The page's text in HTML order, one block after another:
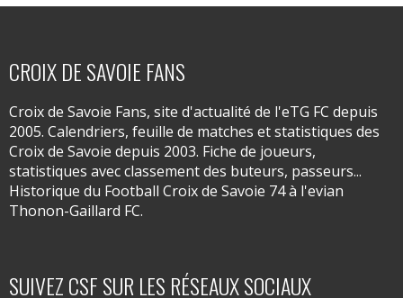
CROIX DE SAVOIE FANS
Croix de Savoie Fans, site d'actualité de l'eTG FC depuis
2005. Calendriers, feuille de matches et statistiques des
Croix de Savoie depuis 2003. Fiche de joueurs,
statistiques avec classement des buteurs, passeurs...
Historique du Football Croix de Savoie 74 à l'evian
Thonon-Gaillard FC.
SUIVEZ CSF SUR LES RÉSEAUX SOCIAUX